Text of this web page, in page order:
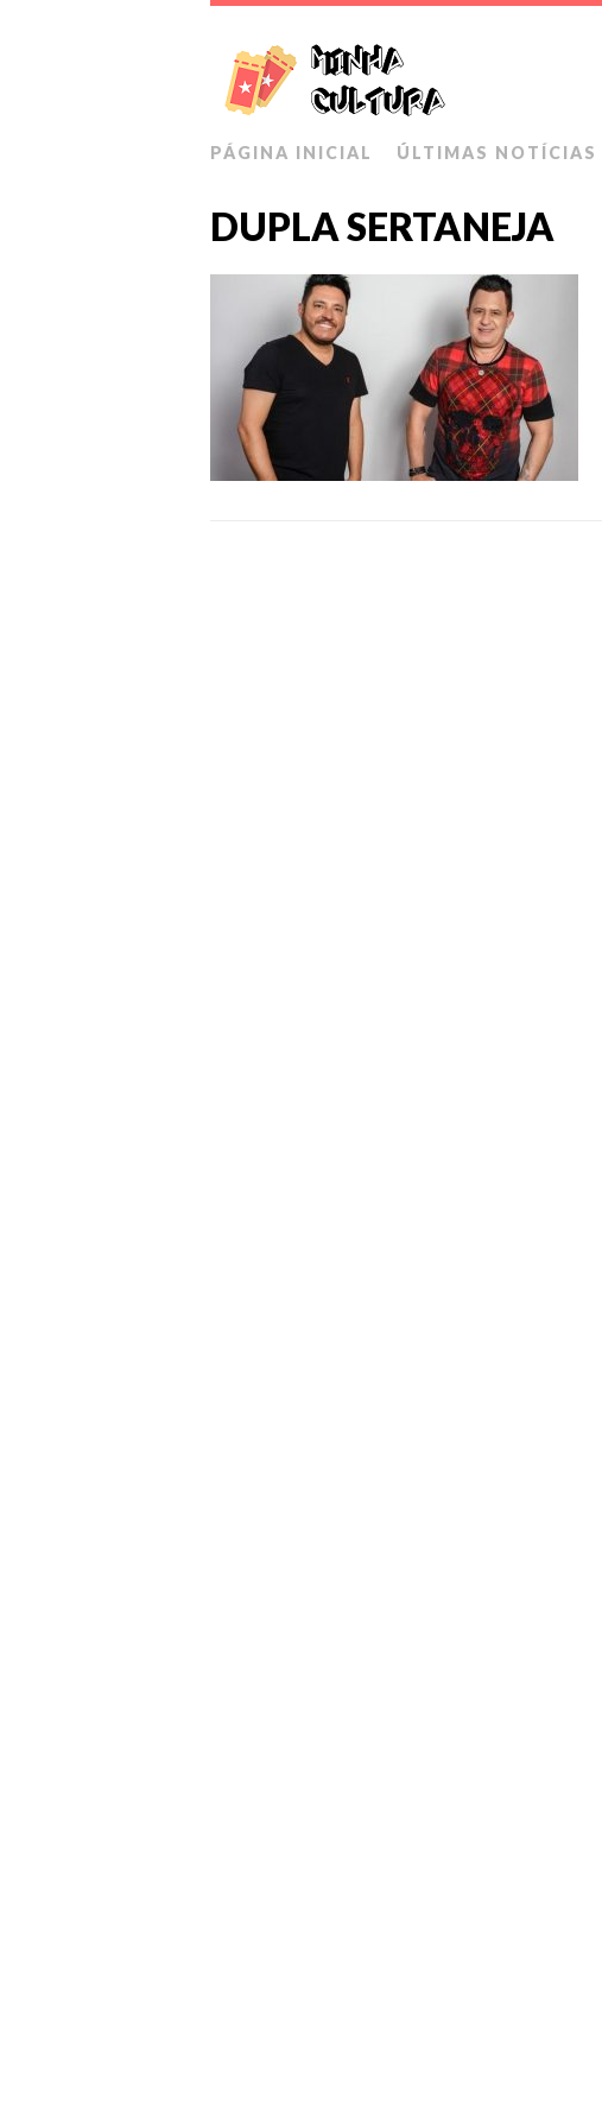
PÁGINA INICIAL ÚLTIMAS NOTÍCIAS
DUPLA SERTANEJA